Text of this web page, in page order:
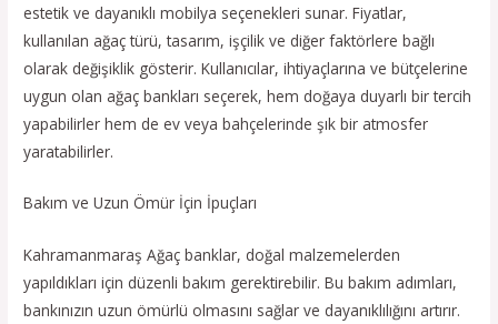
estetik ve dayanıklı mobilya seçenekleri sunar. Fiyatlar,
kullanılan ağaç türü, tasarım, işçilik ve diğer faktörlere bağlı
olarak değişiklik gösterir. Kullanıcılar, ihtiyaçlarına ve bütçelerine
uygun olan ağaç bankları seçerek, hem doğaya duyarlı bir tercih
yapabilirler hem de ev veya bahçelerinde şık bir atmosfer
yaratabilirler.
Bakım ve Uzun Ömür İçin İpuçları
Kahramanmaraş Ağaç banklar, doğal malzemelerden
yapıldıkları için düzenli bakım gerektirebilir. Bu bakım adımları,
bankınızın uzun ömürlü olmasını sağlar ve dayanıklılığını artırır.